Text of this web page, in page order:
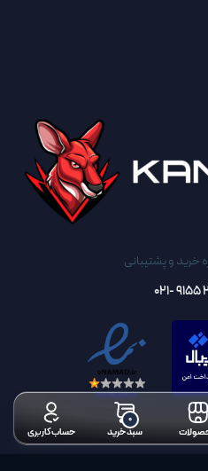
خرید و پشتیبانی
سبد خرید
۰
حساب کاربری